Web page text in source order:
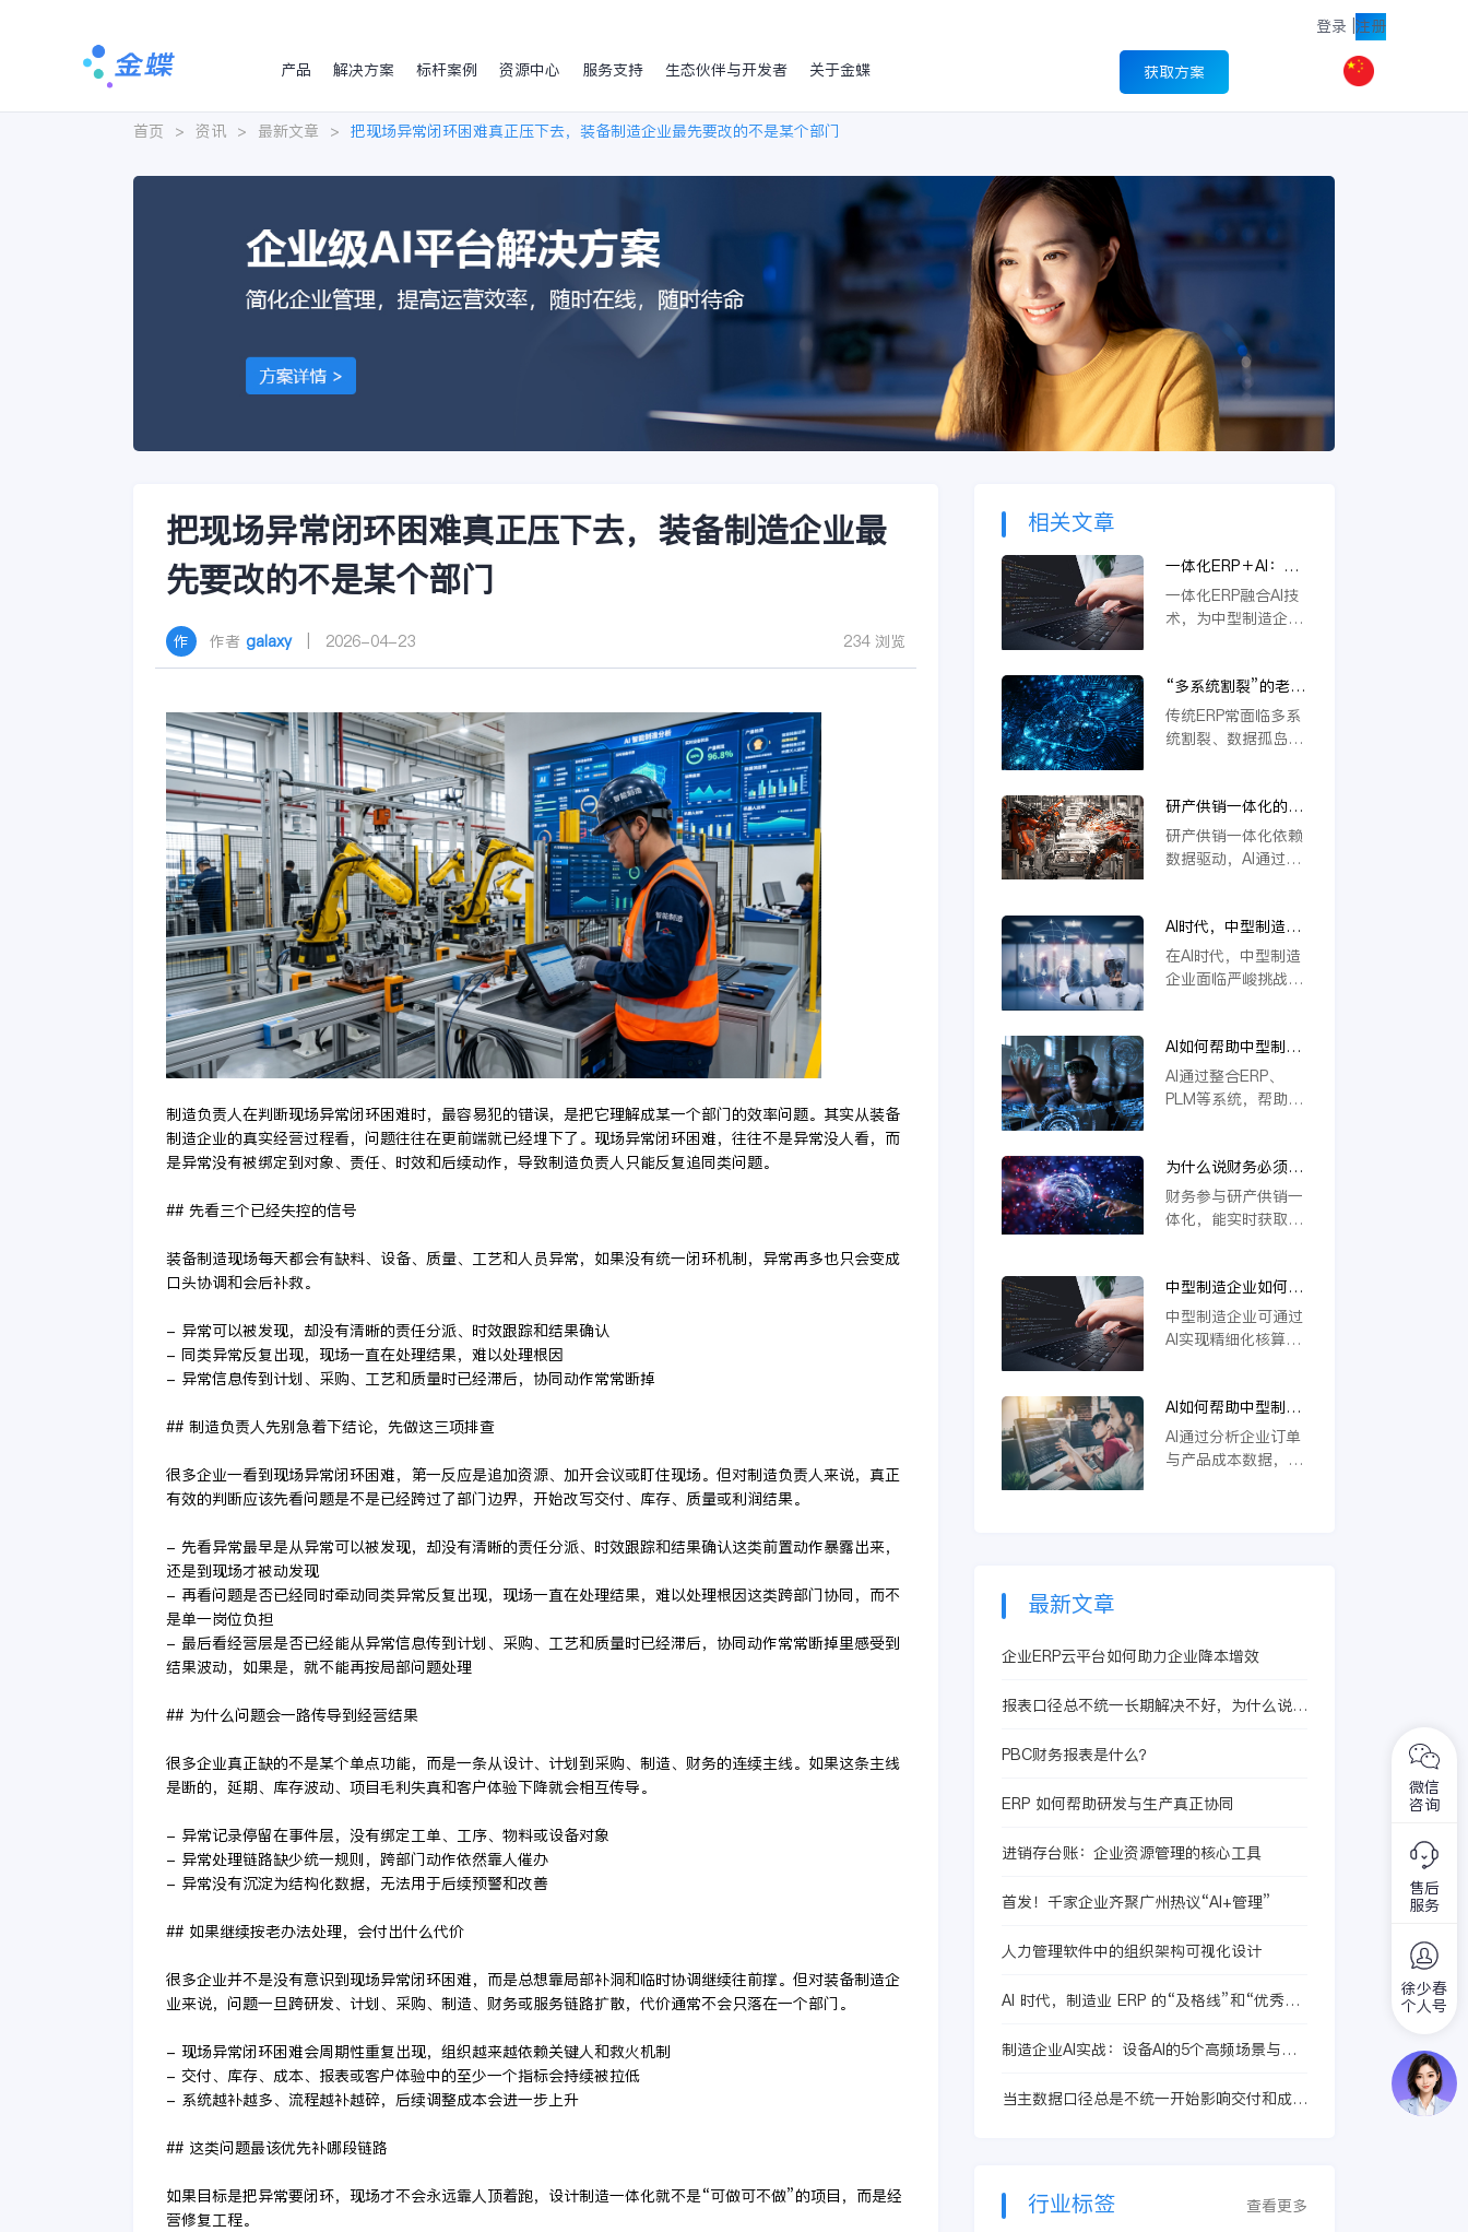
登录 注册
产品
解决方案 标杆案例 资源中心 服务支持 生态伙伴与开发者 关于金蝶 获取方案
首页 > 资讯 > 最新文章 > 把现场异常闭环困难真正压下去，装备制造企业最先要改的不是某个部门
把现场异常闭环困难真正压下去，装备制造企业最
先要改的不是某个部门
作者 galaxy| 2026-04-23 234 浏览
制造负责人在判断现场异常闭环困难时，最容易犯的错误，是把它理解成某一个部门的效率问题。其实从装备
制造企业的真实经营过程看，问题往往在更前端就已经埋下了。现场异常闭环困难，往往不是异常没人看，而
是异常没有被绑定到对象、责任、时效和后续动作，导致制造负责人只能反复追同类问题。
## 先看三个已经失控的信号
装备制造现场每天都会有缺料、设备、质量、工艺和人员异常，如果没有统一闭环机制，异常再多也只会变成
口头协调和会后补救。
- 异常可以被发现，却没有清晰的责任分派、时效跟踪和结果确认
- 同类异常反复出现，现场一直在处理结果，难以处理根因
- 异常信息传到计划、采购、工艺和质量时已经滞后，协同动作常常断掉
## 制造负责人先别急着下结论，先做这三项排查
很多企业一看到现场异常闭环困难，第一反应是追加资源、加开会议或盯住现场。但对制造负责人来说，真正
有效的判断应该先看问题是不是已经跨过了部门边界，开始改写交付、库存、质量或利润结果。
- 先看异常最早是从异常可以被发现，却没有清晰的责任分派、时效跟踪和结果确认这类前置动作暴露出来，
还是到现场才被动发现
- 再看问题是否已经同时牵动同类异常反复出现，现场一直在处理结果，难以处理根因这类跨部门协同，而不
是单一岗位负担
- 最后看经营层是否已经能从异常信息传到计划、采购、工艺和质量时已经滞后，协同动作常常断掉里感受到
结果波动，如果是，就不能再按局部问题处理
## 为什么问题会一路传导到经营结果
很多企业真正缺的不是某个单点功能，而是一条从设计、计划到采购、制造、财务的连续主线。如果这条主线
是断的，延期、库存波动、项目毛利失真和客户体验下降就会相互传导。
- 异常记录停留在事件层，没有绑定工单、工序、物料或设备对象
- 异常处理链路缺少统一规则，跨部门动作依然靠人催办
- 异常没有沉淀为结构化数据，无法用于后续预警和改善
## 如果继续按老办法处理，会付出什么代价
很多企业并不是没有意识到现场异常闭环困难，而是总想靠局部补洞和临时协调继续往前撑。但对装备制造企
业来说，问题一旦跨研发、计划、采购、制造、财务或服务链路扩散，代价通常不会只落在一个部门。
- 现场异常闭环困难会周期性重复出现，组织越来越依赖关键人和救火机制
- 交付、库存、成本、报表或客户体验中的至少一个指标会持续被拉低
- 系统越补越多、流程越补越碎，后续调整成本会进一步上升
## 这类问题最该优先补哪段链路
如果目标是把异常要闭环，现场才不会永远靠人顶着跑，设计制造一体化就不是“可做可不做”的项目，而是经
营修复工程。
相关文章
一体化ERP＋AI：中
型制造企业突破内卷
的新路径
一体化ERP融合AI技
术，为中型制造企业
产流程、精准预测需
求与自动化决策，企
业能显著降本增效，
建差异化优势，实现
可持续增长。
“多系统割裂”的老问
题，AI驱动的一体化
ERP 如何彻底解决？
传统ERP常面临多系
统割裂、数据孤岛等
体化平台，深度融合
PLM、供应链等模
块，实现数据实时同
料编码、提升变更效
率，还支持行业定制
与模块化应用，从根
本上解决系统分散问
营与智能决策。
研产供销一体化的核
心在于数据，AI如何
重建数据底座？
研产供销一体化依赖
数据驱动，AI通过重
垒，实现物料编码优
化、模块化设计及变
更效率提升，从而支
字化转型。
AI时代，中型制造企
业不做一体化将失去
未来竞争力
在AI时代，中型制造
企业面临严峻挑战。
一体化协同，将难以
应对定制化需求与物
料管理复杂度，导致
应速度、优化资源配
置的关键，缺乏这一
核心能力的企业将在
未来竞争中失去优
AI如何帮助中型制造
企业做到“业财一
体”？
AI通过整合ERP、
PLM等系统，帮助中
自动处理订单、物料
与成本信息，提升生
产与财务协同效率，
化资源配置，加强风
险控制，推动精细化
运营。
为什么说财务必须参
与研产供销一体化？
财务参与研产供销一
体化，能实时获取各
财融合，财务可提前
预警风险、优化资源
配置，支持科学决
价值链协同，确保战
略目标有效落地。
中型制造企业如何用
AI实现精细化核算？
中型制造企业可通过
AI实现精细化核算，
模块化设计（如
CBB）优化物料编码
管理，并借助AI合同
AI如何帮助中型制造
企业识别亏损订单和
低毛利产品？
AI通过分析企业订单
与产品成本数据，能
最新文章
企业ERP云平台如何助力企业降本增效
报表口径总不统一长期解决不好，为什么说装
PBC财务报表是什么？
ERP 如何帮助研发与生产真正协同
进销存台账：企业资源管理的核心工具
首发！千家企业齐聚广州热议“AI+管理”
人力管理软件中的组织架构可视化设计
AI 时代，制造业 ERP 的“及格线”和“优秀
制造企业AI实战：设备AI的5个高频场景与停
当主数据口径总是不统一开始影响交付和成
行业标签 查看更多
微信
咨询
售后
服务
徐少春
个人号